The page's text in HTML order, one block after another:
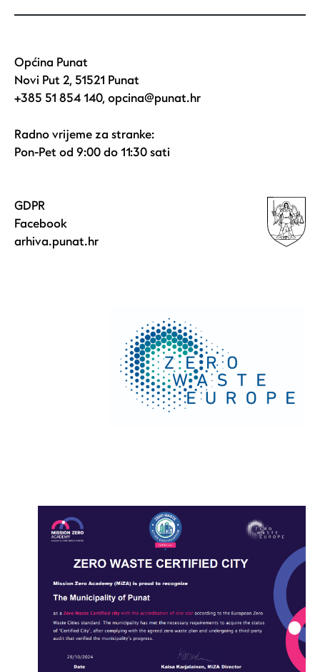
Općina Punat
Novi Put 2, 51521 Punat
+385 51 854 140,opcina@punat.hr
Radno vrijeme za stranke:
Pon-Pet od 9:00 do 11:30 sati
GDPR
Facebook
arhiva.punat.hr